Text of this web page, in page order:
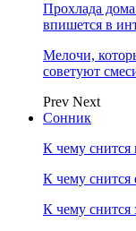
Прохлада
впишется в
Мелочи,
советуют
Prev Next
Сонник
К чему снится
К чему снится
К чему снится